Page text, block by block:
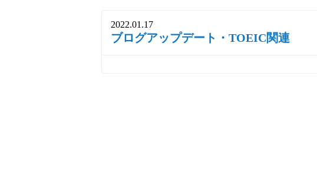
2022.01.17
ブログアップデート・TOEIC関連